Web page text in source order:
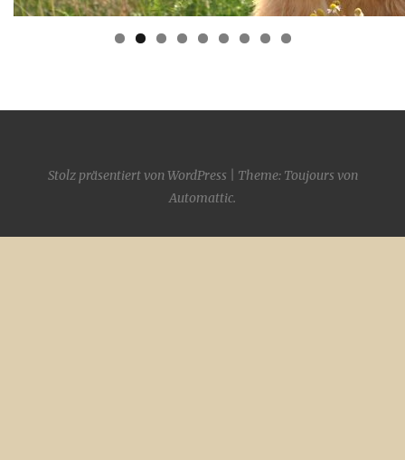
Stolz präsentiert von WordPress
Theme: Toujours von
Automattic.